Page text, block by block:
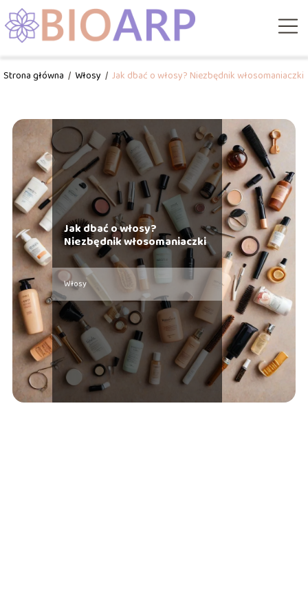
Strona główna / Włosy / Jak dbać o włosy? Niezbędnik włosomaniaczki
Jak dbać o włosy?
Niezbędnik włosomaniaczki
Włosy